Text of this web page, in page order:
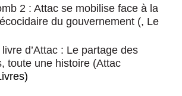
2 : Attac se mobilise face à la
du gouvernement (, Le
d’Attac : Le partage des
toute une histoire (Attac